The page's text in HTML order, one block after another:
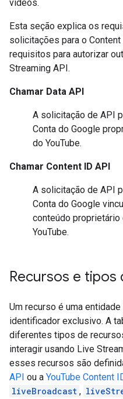
vídeos.
Esta seção explica os
solicitações para o
requisitos para autorizar
Streaming API.
Chamar Data API
A solicitação de API
Conta do Google
do YouTube.
Chamar Content ID API
A solicitação de API
Conta do Google
conteúdo
YouTube.
Recursos e tipos
Um recurso é uma
identificador exclusivo. A
diferentes tipos de
interagir usando Live
esses recursos são
API ou a YouTube Content
liveBroadcast ,